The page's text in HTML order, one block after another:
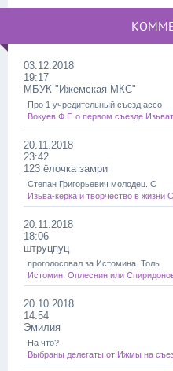
03.12.2018
19:17
МБУК "Ижемская МКС"
Про 1 учредительный съезд ассо
Вокуев Ф.Г. о первом съезде
20.11.2018
23:42
123 ёлочка замри
Степан Григорьевич молодец. С
Изьва-керка и творчество в жизни
20.11.2018
18:06
штруцпуц
проголосовал за Истомина. Толь
Истомин, Оплеснин или
20.10.2018
14:54
Эмилия
На что?
Выбраны делегаты от Ижмы на